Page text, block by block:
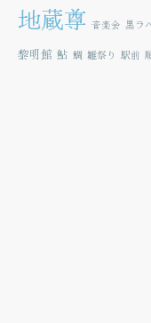
地蔵尊 音楽会 黒ラ
黎明館 鮎 鯛 雛祭り 駅前